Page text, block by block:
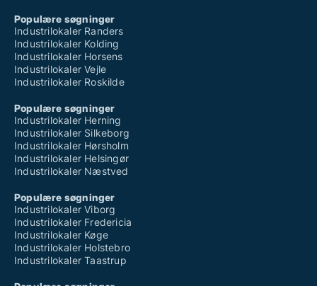
Populære søgninger
Industrilokaler Randers
Industrilokaler Kolding
Industrilokaler Horsens
Industrilokaler Vejle
Industrilokaler Roskilde
Populære søgninger
Industrilokaler Herning
Industrilokaler Silkeborg
Industrilokaler Hørsholm
Industrilokaler Helsingør
Industrilokaler Næstved
Populære søgninger
Industrilokaler Viborg
Industrilokaler Fredericia
Industrilokaler Køge
Industrilokaler Holstebro
Industrilokaler Taastrup